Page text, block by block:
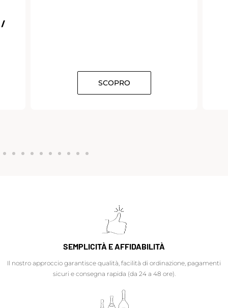
/
SCOPRO
SEMPLICITÀ E AFFIDABILITÀ
Il nostro approccio garantisce qualità, facilità di ordinazione, pagamenti
sicuri e consegna rapida (da 24 a 48 ore).